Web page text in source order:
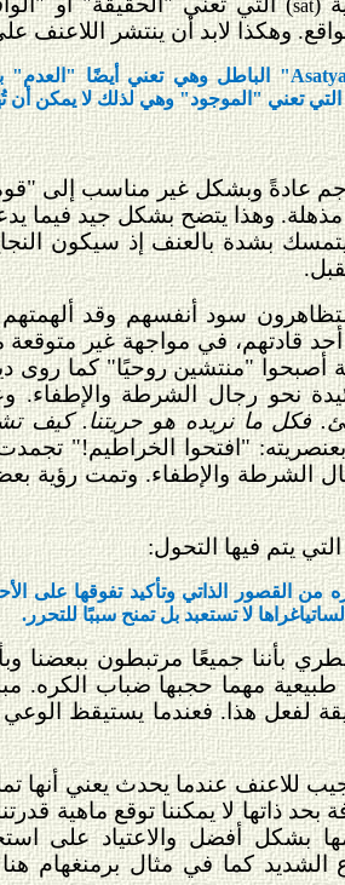
sat
وهكذا لابد أن ينتشر اللاعنف
" الباطل وهي تعني أيضًا "العدم"
التي تعني "الموجود" وهي لذلك لا يمكن أن
عادةً وبشكل غير مناسب إلى
وهذا يتضح بشكل جيد فيما
بشدة بالعنف إذ سيكون
قادتهم، في مواجهة غير
أصبحوا "منتشين روحيًا" كما روى
نحو رجال الشرطة والإطفاء.
ما نريده هو حريتنا. كيف
"افتحوا الخراطيم!" تجمدت
الشرطة والإطفاء. وتمت رؤية
يتم فيها التحول:
من القصور الذاتي وتأكيد تفوقها على
لا تستعبد بل تمنح سببًا للتحرر.
بأننا جميعًا مرتبطون ببعضنا
مهما حجبها ضباب الكره.
لفعل هذا. فعندما يستيقظ
للاعنف عندما يحدث يعني أنها
ذاتها لا يمكننا توقع ماهية
بشكل أفضل والاعتياد على
الشديد كما في مثال برمنغهام